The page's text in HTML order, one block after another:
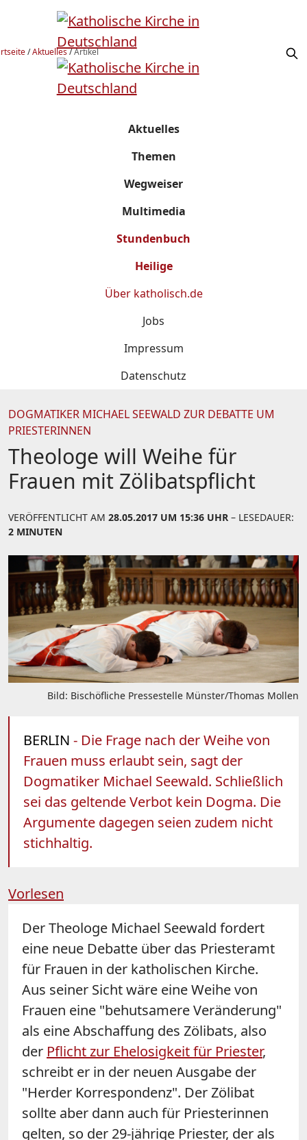
/Aktuelles/Artikel
Aktuelles
Themen
Wegweiser
Multimedia
Stundenbuch
Heilige
Über katholisch.de
Jobs
Impressum
Datenschutz
DOGMATIKER MICHAEL SEEWALD ZUR DEBATTE UM
PRIESTERINNEN
Theologe will Weihe für
Frauen mit Zölibatspflicht
VERÖFFENTLICHT AM 28.05.2017 UM 15:36 UHR – LESEDAUER:
2 MINUTEN
Bild: Bischöfliche Pressestelle Münster/Thomas Mollen
BERLIN - Die Frage nach der Weihe von
Frauen muss erlaubt sein, sagt der
Dogmatiker Michael Seewald. Schließlich
sei das geltende Verbot kein Dogma. Die
Argumente dagegen seien zudem nicht
stichhaltig.
Vorlesen
Der Theologe Michael Seewald fordert
eine neue Debatte über das Priesteramt
für Frauen in der katholischen Kirche.
Aus seiner Sicht wäre eine Weihe von
Frauen eine "behutsamere Veränderung"
als eine Abschaffung des Zölibats, also
der Pflicht zur Ehelosigkeit für Priester,
schreibt er in der neuen Ausgabe der
"Herder Korrespondenz". Der Zölibat
sollte aber dann auch für Priesterinnen
gelten, so der 29-jährige Priester, der als